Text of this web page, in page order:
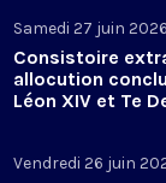
Samedi 27 juin 2026
Consistoire
allocution
Léon XIV et Te
Vendredi 26 juin